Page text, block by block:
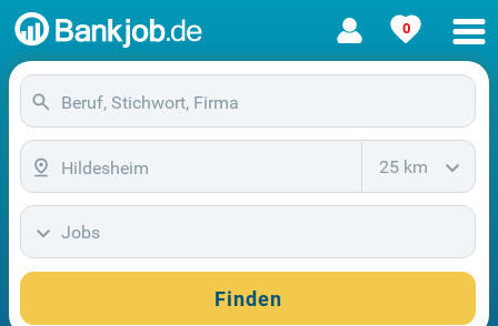
0
25 km
Jobs
Finden